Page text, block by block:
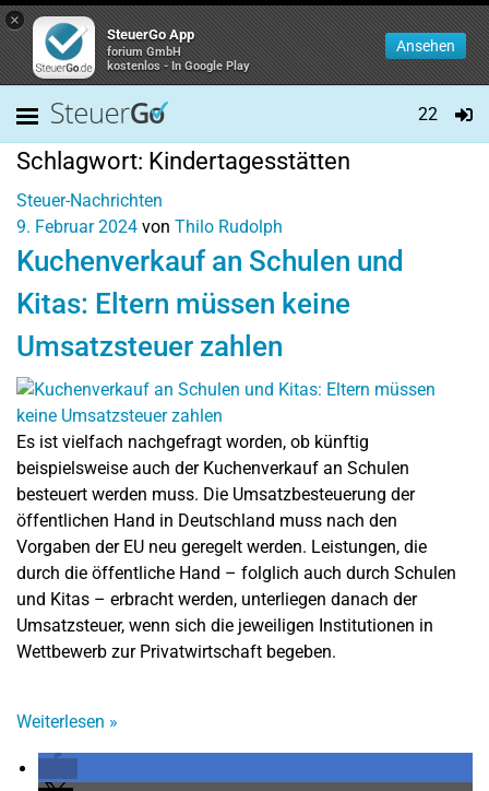
×
SteuerGo App
forium GmbH
kostenlos - In Google Play
Ansehen
22
Schlagwort: Kindertagesstätten
Steuer-Nachrichten
9. Februar 2024 von Thilo Rudolph
Kuchenverkauf an Schulen und
Kitas: Eltern müssen keine
Umsatzsteuer zahlen
Es ist vielfach nachgefragt worden, ob künftig
beispielsweise auch der Kuchenverkauf an Schulen
besteuert werden muss. Die Umsatzbesteuerung der
öffentlichen Hand in Deutschland muss nach den
Vorgaben der EU neu geregelt werden. Leistungen, die
durch die öffentliche Hand – folglich auch durch Schulen
und Kitas – erbracht werden, unterliegen danach der
Umsatzsteuer, wenn sich die jeweiligen Institutionen in
Wettbewerb zur Privatwirtschaft begeben.
Weiterlesen »